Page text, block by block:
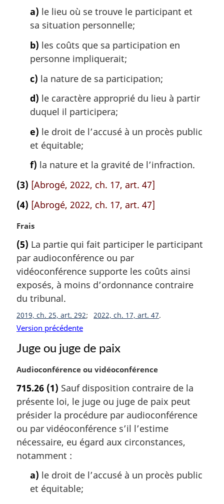
a) le lieu où se trouve le participant et
sa situation personnelle;
b) les coûts que sa participation en
personne impliquerait;
c) la nature de sa participation;
d) le caractère approprié du lieu à partir
duquel il participera;
e) le droit de l’accusé à un procès public
et équitable;
f) la nature et la gravité de l’infraction.
(3) [Abrogé, 2022, ch. 17, art. 47]
(4) [Abrogé, 2022, ch. 17, art. 47]
N
t
e
m
a
g
i
n
:
Frais
(5) La partie qui fait participer le participant
par audioconférence ou par
vidéoconférence supporte les coûts ainsi
exposés, à moins d’ordonnance contraire
du tribunal.
2019, ch. 25, art. 292 2022, ch. 17, art. 47
Version précédente
Juge ou juge de paix
N
t
e
m
r
g
i
Audioconférence ou vidéoconférence
715.26 (1) Sauf disposition contraire de la
présente loi, le juge ou juge de paix peut
présider la procédure par audioconférence
ou par vidéoconférence s’il l’estime
nécessaire, eu égard aux circonstances,
notamment :
a) le droit de l’accusé à un procès public
et équitable;